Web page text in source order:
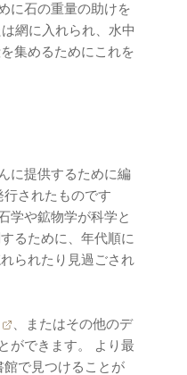
に石の重量の助けを
網に入れられ、水中
集めるためにこれを
に提供するために編
されたものです
学や鉱物学が科学と
るために、年代順に
られたり見過ごされ
、またはその他のデ
ができます。 より最
館で見つけることが